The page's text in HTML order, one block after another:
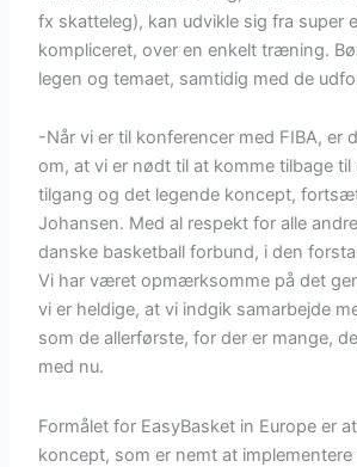
fx skatteleg), kan udvikle sig fra super
kompliceret, over en enkelt træning.
legen og temaet, samtidig med de
-Når vi er til konferencer med FIBA, er
om, at vi er nødt til at komme tilbage til
tilgang og det legende koncept,
Johansen. Med al respekt for alle
danske basketball forbund, i den
Vi har været opmærksomme på det
vi er heldige, at vi indgik samarbejde
som de allerførste, for der er mange,
med nu.
Formålet for EasyBasket in Europe er
koncept, som er nemt at